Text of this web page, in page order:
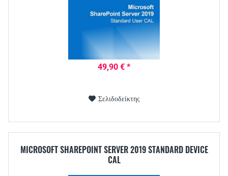
49,90 € *
Σελιδοδείκτης
MICROSOFT SHAREPOINT SERVER 2019 STANDARD DEVICE
CAL